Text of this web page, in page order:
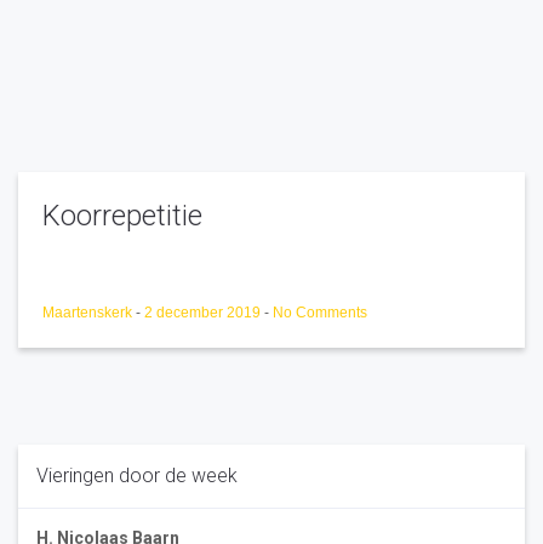
Koorrepetitie
Maartenskerk - 2 december 2019 - No Comments
Vieringen door de week
H. Nicolaas Baarn